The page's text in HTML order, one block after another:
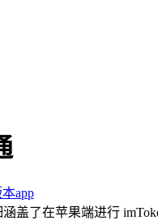
app
盖了在苹果端进行